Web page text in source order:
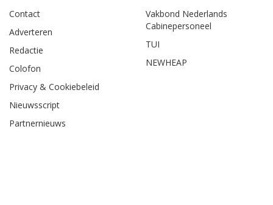
Contact
Adverteren
Redactie
Colofon
Privacy & Cookiebeleid
Nieuwsscript
Partnernieuws
Vakbond Nederlands
Cabinepersoneel
TUI
NEWHEAP